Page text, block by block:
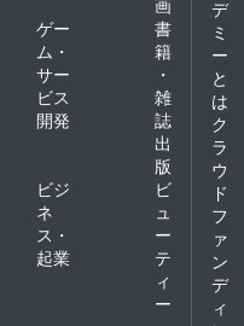
ゲー
ム・
サー
ビス
開発
書
籍
・
雑
誌
出
版
ビジ
ネ
ス・
起業
ビ
ュ
ー
テ
ィ
ー
デ
ミ
ー
と
は
ク
ラ
ウ
ド
フ
ァ
ン
デ
ィ